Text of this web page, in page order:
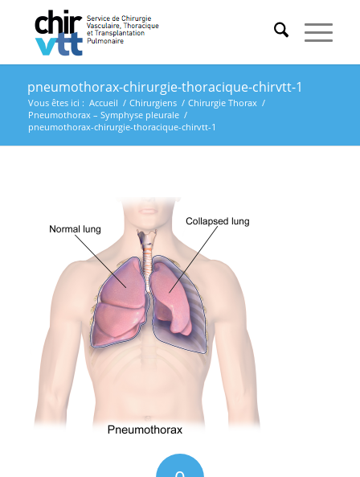
pneumothorax-chirurgie-thoracique-chirvtt-1
Vous êtes ici : Accueil / Chirurgiens / Chirurgie Thorax /
Pneumothorax – Symphyse pleurale /
pneumothorax-chirurgie-thoracique-chirvtt-1